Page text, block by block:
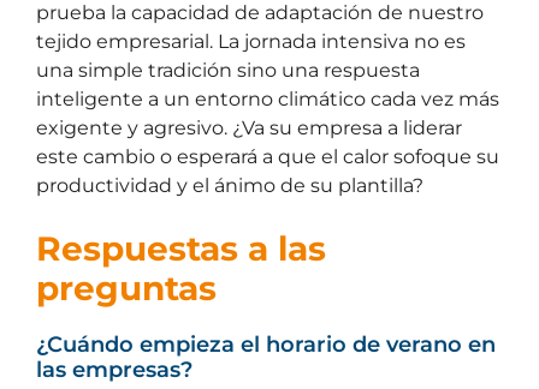
prueba la capacidad de adaptación de nuestro
tejido empresarial. La jornada intensiva no es
una simple tradición sino una respuesta
inteligente a un entorno climático cada vez más
exigente y agresivo. ¿Va su empresa a liderar
este cambio o esperará a que el calor sofoque su
productividad y el ánimo de su plantilla?
Respuestas a las
preguntas
¿Cuándo empieza el horario de verano en
las empresas?